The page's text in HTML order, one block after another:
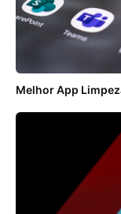
Melhor App